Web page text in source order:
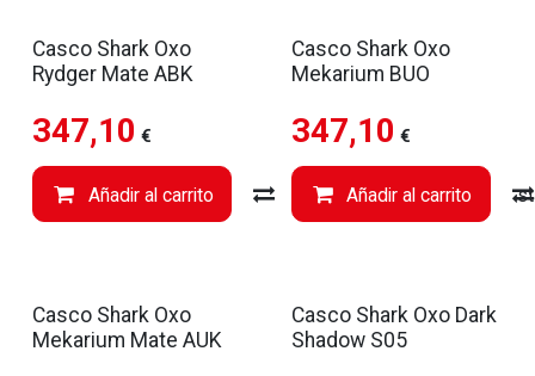
Casco Shark Oxo
Rydger Mate ABK
347,10 €
Añadir al carrito Compare Añadir a
Casco Shark Oxo
Mekarium BUO
347,10 €
Añadir al carrito
Casco Shark Oxo
Mekarium Mate AUK
Casco Shark Oxo Dark
Shadow S05